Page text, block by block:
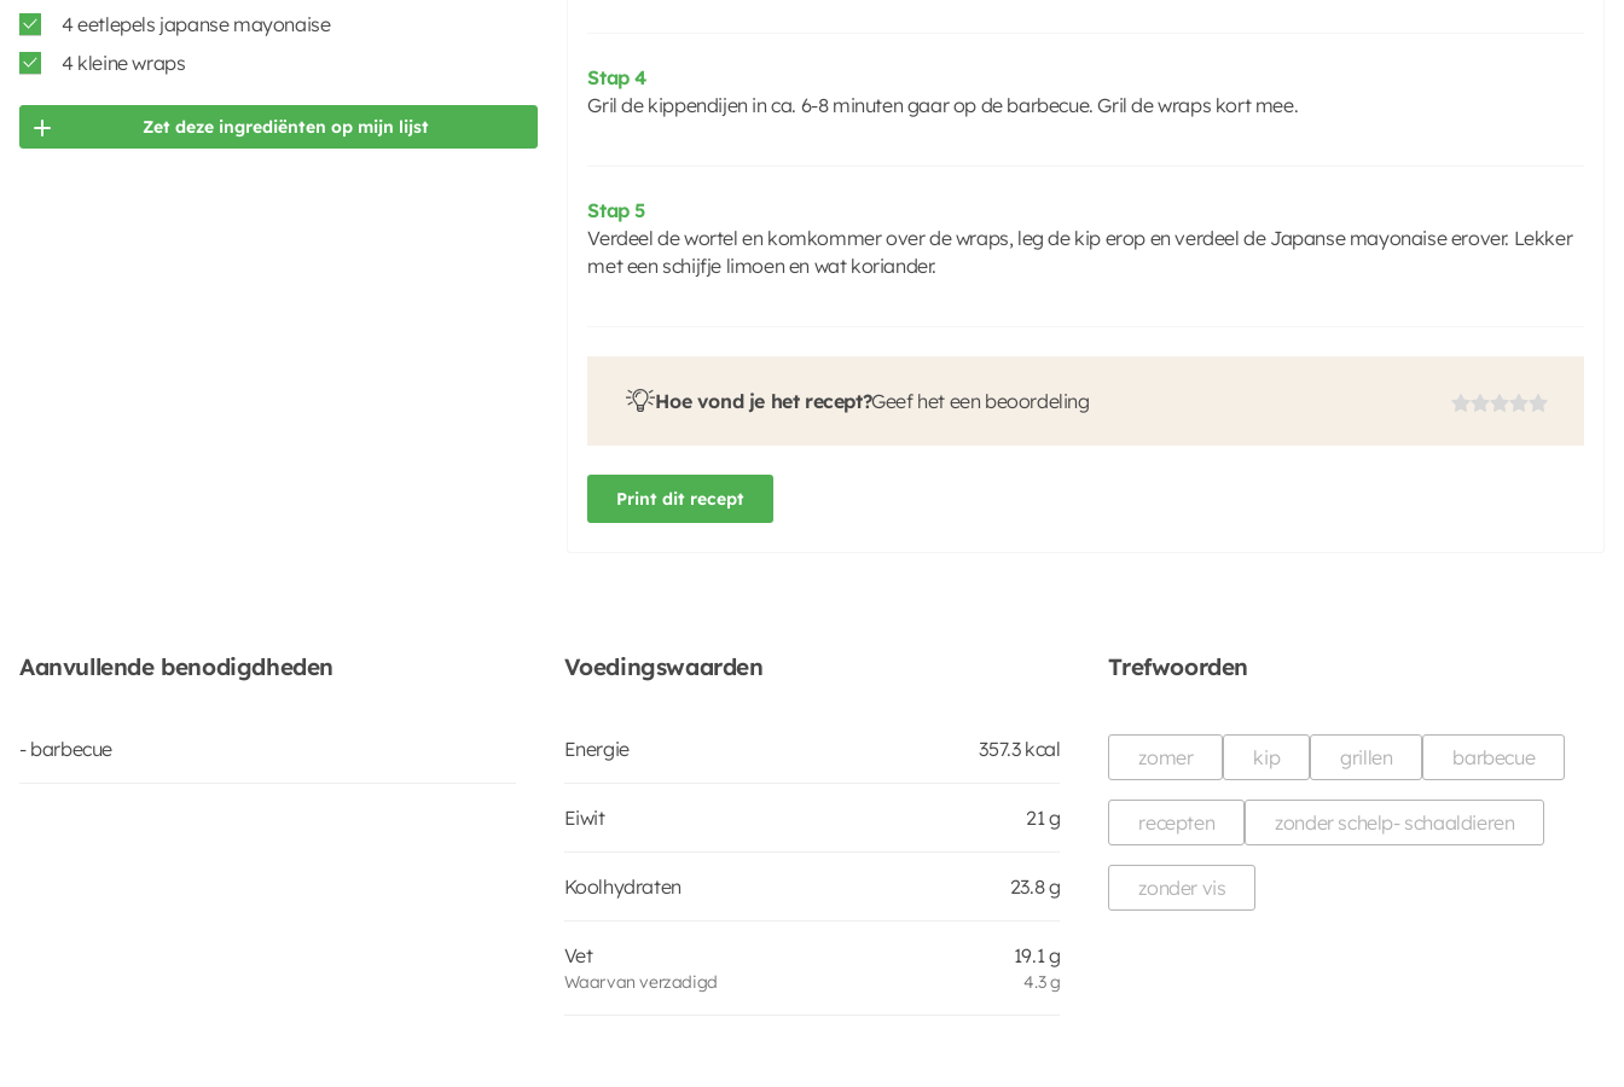
4 eetlepels japanse mayonaise
4 kleine wraps
Zet deze ingrediënten op mijn lijst
Stap 4
Gril de kippendijen in ca. 6-8 minuten gaar op de barbecue. Gril de wraps kort mee.
Stap 5
Verdeel de wortel en komkommer over de wraps, leg de kip erop en verdeel de Japanse mayonaise erover. Lekker
met een schijfje limoen en wat koriander.
Hoe vond je het recept?Geef het een beoordeling
Print dit recept
Aanvullende benodigdheden
- barbecue
Voedingswaarden
Energie 357.3 kcal
Eiwit 21 g
Koolhydraten 23.8 g
Vet 19.1 g
Waarvan verzadigd 4.3 g
Trefwoorden
zomer kip grillen barbecue
recepten zonder schelp- schaaldieren
zonder vis